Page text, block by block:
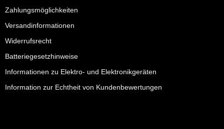
Zahlungsmöglichkeiten
Versandinformationen
Widerrufsrecht
Batteriegesetzhinweise
Informationen zu Elektro- und Elektronikgeräten
Information zur Echtheit von Kundenbewertungen